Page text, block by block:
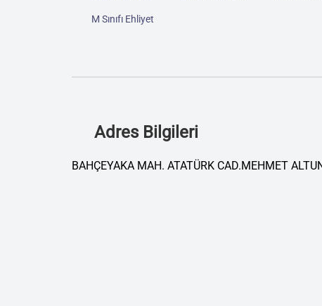
M Sınıfı Ehliyet
Adres Bilgileri
BAHÇEYAKA MAH. ATATÜRK CAD.MEHMET